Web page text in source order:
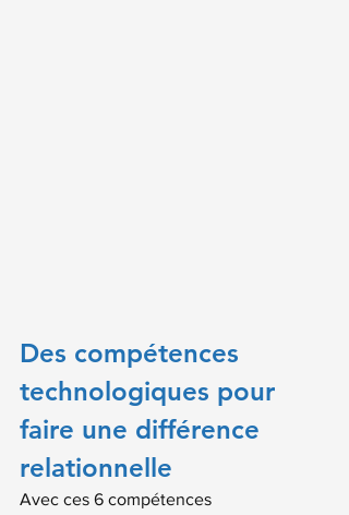
Des compétences
technologiques pour
faire une différence
relationnelle
Avec ces 6 compétences